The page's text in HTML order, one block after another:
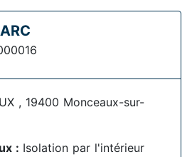
, 19400 Monceaux-sur-
: Isolation par l'intérieur